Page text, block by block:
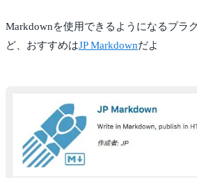
Markdownを使用できるようになるプラ
ど、おすすめはJP Markdownだよ